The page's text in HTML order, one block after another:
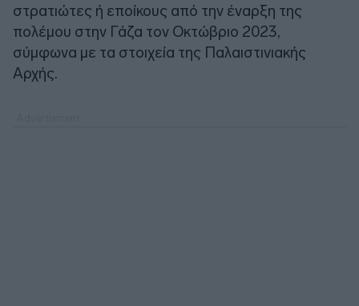
στρατιώτες ή εποίκους από την έναρξη της
πολέμου στην Γάζα τον Οκτώβριο 2023,
σύμφωνα με τα στοιχεία της Παλαιστινιακής
Αρχής.